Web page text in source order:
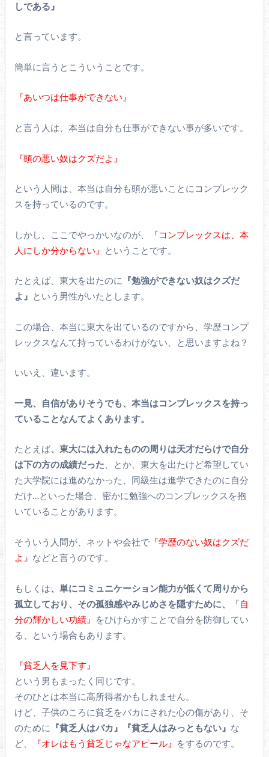
しである』
と言っています。
簡単に言うとこういうことです。
『あいつは仕事ができない』
と言う人は、本当は自分も仕事ができない事が多いです。
『頭の悪い奴はクズだよ』
という人間は、本当は自分も頭が悪いことにコンプレック
スを持っているのです。
しかし、ここでやっかいなのが、
『コンプレックスは、本
人にしか分からない』
ということです。
たとえば、東大を出たのに 『勉強ができない奴はクズだ
よ』 という男性がいたとします。
この場合、本当に東大を出ているのですから、学歴コンプ
レックスなんて持っているわけがない、と思いますよね？
いいえ、違います。
一見、自信がありそうでも、本当はコンプレックスを持っ
ていることなんてよくあります。
たとえば、東大には入れたものの周りは天才だらけで自分
は下の方の成績だった 、とか、東大を出たけど希望してい
た大学院には進めなかった、同級生は進学できたのに自分
だけ…といった場合、密かに勉強へのコンプレックスを抱
いていることがあります。
そういう人間が、ネットや会社で『学歴のない奴はクズだ
よ』 などと言うのです。
もしくは 、単にコミュニケーション能力が低くて周りから
孤立しており、その孤独感やみじめさを隠すために、
『自
分の輝かしい功績』
をひけらかすことで自分を防御してい
る、という場合もあります。
『貧乏人を見下す』
という男もまったく同じです。
そのひとは本当に高所得者かもしれません。
けど、子供のころに貧乏をバカにされた心の傷があり、そ
のために 『貧乏人はバカ』『貧乏人はみっともない』 な
ど、
『オレはもう貧乏じゃなアピール』 をするのです。